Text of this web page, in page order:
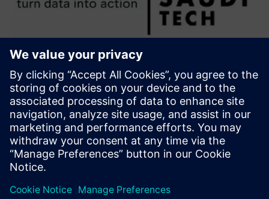
Hercules V2.0
Hercules je industrijska platforma za industrijske podatke
koja povezuje Siemens WinCC/PC 7 s MES-om, pružajući
nadzorne ploče u stvarnom vremenu, izvještavanje,
kvalitetnu sljedivost i brže i pouzdanije izvršenje.
Saznajte više